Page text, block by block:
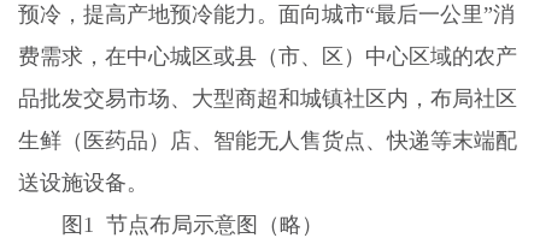
预冷，提高产地预冷能力。面向城市“最后一公里”消
费需求，在中心城区或县（市、区）中心区域的农产
品批发交易市场、大型商超和城镇社区内，布局社区
生鲜（医药品）店、智能无人售货点、快递等末端配
送设施设备。
图 1
节点布局示意图（略）